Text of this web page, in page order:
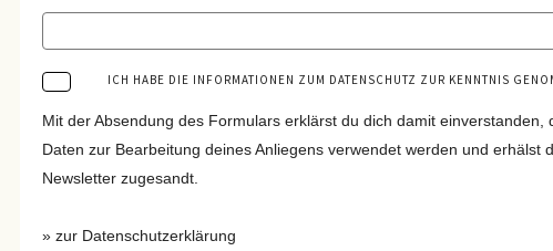
ICH HABE DIE INFORMATIONEN ZUM DATENSCHUTZ ZUR KENNTNIS
Mit der Absendung des Formulars erklärst du dich damit einverstanden,
Daten zur Bearbeitung deines Anliegens verwendet werden und erhälst
Newsletter zugesandt.
» zur Datenschutzerklärung